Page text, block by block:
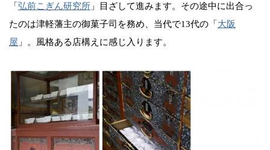
「弘前こぎん研究所 」目ざして進みます。その途中に出合っ
たのは津軽藩主の御菓子司を務め、当代で13代の「大阪
屋 」。風格ある店構えに感じ入ります。